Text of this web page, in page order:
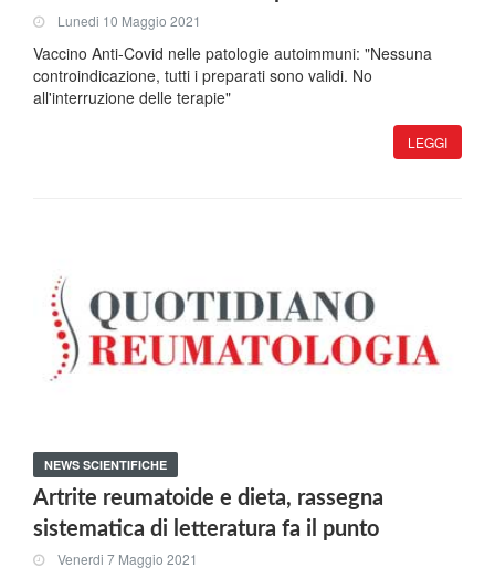
Lunedi 10 Maggio 2021
Vaccino Anti-Covid nelle patologie autoimmuni: "Nessuna
controindicazione, tutti i preparati sono validi. No
all'interruzione delle terapie"
LEGGI
NEWS SCIENTIFICHE
Artrite reumatoide e dieta, rassegna
sistematica di letteratura fa il punto
Venerdi 7 Maggio 2021